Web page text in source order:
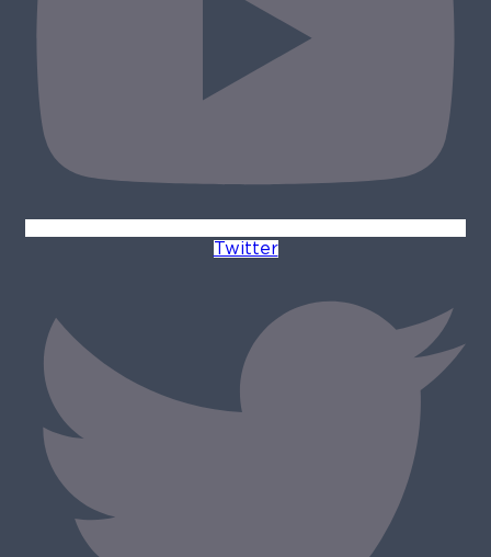
Twitter